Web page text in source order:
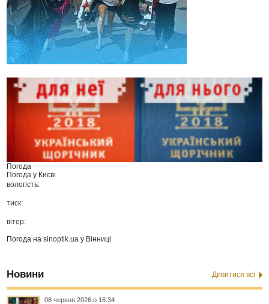
Погода
Погода у Києві
вологість:
тиск:
вітер:
Погода наsinoptik.ua у Вінниці
Новини Дивитися всі
08 червня 2026 о 16:34